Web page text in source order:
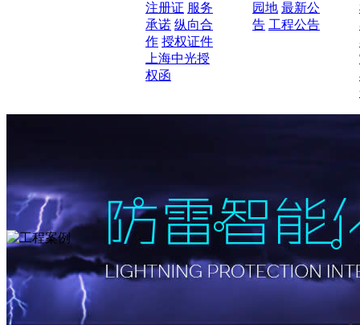
注册证 服务
承诺 纵向合
作 授权证件
上海中光授
权函
园地 最新公
告 工程公告